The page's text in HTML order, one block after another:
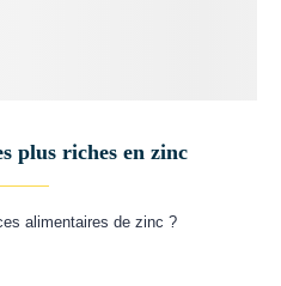
plus riches en zinc
alimentaires de zinc ?